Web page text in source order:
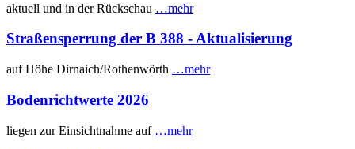
aktuell und in der Rückschau …mehr
Straßensperrung der B 388 - Aktualisierung
auf Höhe Dirnaich/Rothenwörth …mehr
Bodenrichtwerte 2026
liegen zur Einsichtnahme auf …mehr